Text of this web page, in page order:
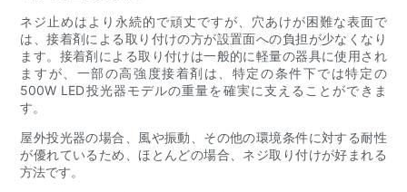
ネジ止めはより永続的で頑丈ですが、穴あけが困難な表面で
は、接着剤による取り付けの方が設置面への負担が少なくなり
ます。接着剤による取り付けは一般的に軽量の器具に使用され
ますが、一部の高強度接着剤は、特定の条件下では特定の
500W LED投光器モデルの重量を確実に支えることができま
す。
屋外投光器の場合、風や振動、その他の環境条件に対する耐性
が優れているため、ほとんどの場合、ネジ取り付けが好まれる
方法です。